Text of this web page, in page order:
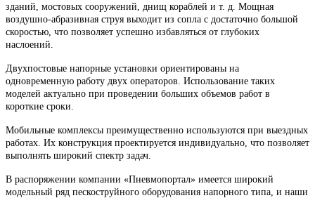
зданий, мостовых сооружений, днищ кораблей и т. д. Мощная
воздушно-абразивная струя выходит из сопла с достаточно большой
скоростью, что позволяет успешно избавляться от глубоких
наслоений.
Двухпостовые напорные установки ориентированы на
одновременную работу двух операторов. Использование таких
моделей актуально при проведении больших объемов работ в
короткие сроки.
Мобильные комплексы преимущественно используются при выездных
работах. Их конструкция проектируется индивидуально, что позволяет
выполнять широкий спектр задач.
В распоряжении компании «Пневмопортал» имеется широкий
модельный ряд пескоструйного оборудования напорного типа, и наши